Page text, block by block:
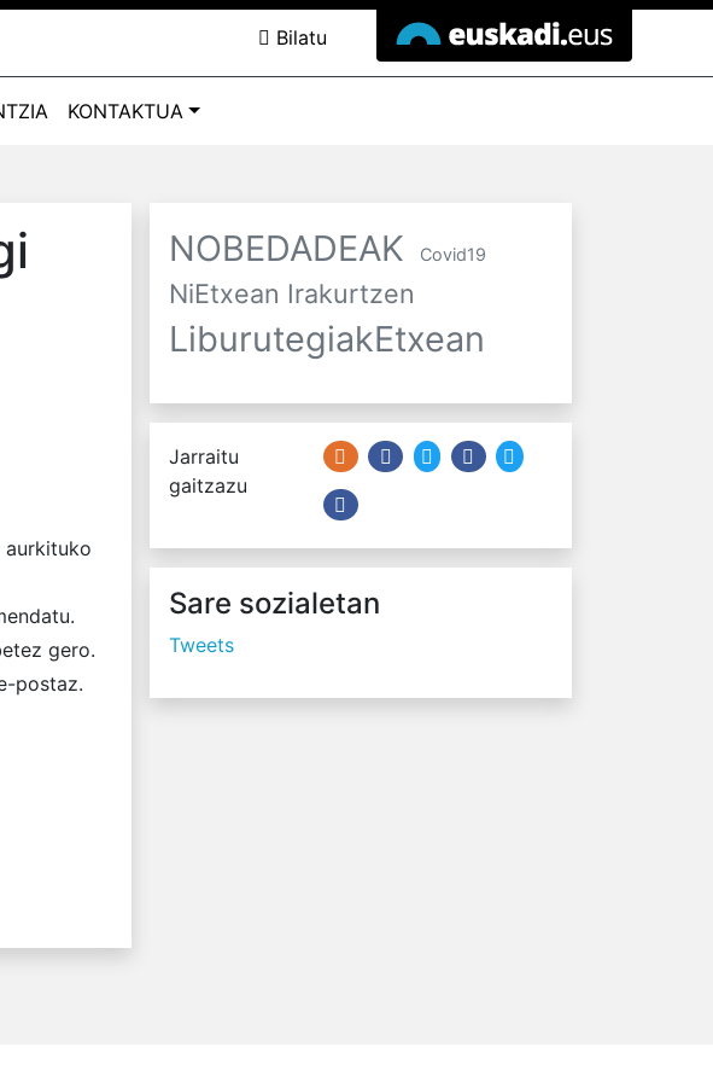
Bilatu
KONTAKTUA
aurkituko
gero.
postaz.
NOBEDADEAK Covid19
NiEtxean Irakurtzen
LiburutegiakEtxean
Jarraitu
gaitzazu
Sare sozialetan
Tweets